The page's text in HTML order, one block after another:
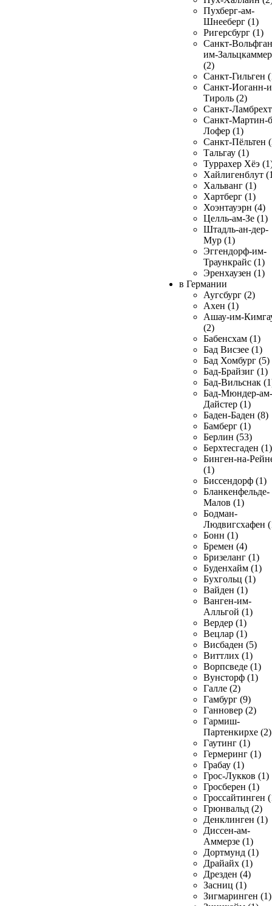
Пухберг-ам-
Шнееберг (1)
Ригерсбург (1)
Санкт-
им-
(2)
Санкт-Гильген
Санкт-Иоганн-
Тироль (2)
Санкт-
Санкт-Мартин-
Лофер (1)
Санкт-Пёльтен
Тальгау (1)
Туррахер Хёэ
Хайлигенблут
Хальванг (1)
Хартберг (1)
Хоэнтауэрн (4)
Целль-ам-Зе (1)
Штадль-ан-дер-
Мур (1)
Эггендорф-им-
Траункрайс (1)
Эренхаузен (1)
в Германии
Аугсбург (2)
Ахен (1)
Ашау-им-
(2)
Бабенсхам (1)
Бад Висзее (1)
Бад Хомбург (5)
Бад-Брайзиг (1)
Бад-Вильснак
Бад-Мюндер-ам-
Дайстер (1)
Баден-Баден (8)
Бамберг (1)
Берлин (53)
Берхтесгаден (1)
Бинген-на-
(1)
Биссендорф (1)
Бланкенфельде-
Малов (1)
Бодман-
Людвигсхафен
Бонн (1)
Бремен (4)
Бризеланг (1)
Буденхайм (1)
Бухгольц (1)
Вайден (1)
Ванген-им-
Алльгой (1)
Вердер (1)
Вецлар (1)
Висбаден (5)
Виттлих (1)
Ворпсведе (1)
Вунсторф (1)
Галле (2)
Гамбург (9)
Ганновер (2)
Гармиш-
Партенкирхе (2)
Гаутинг (1)
Гермеринг (1)
Грабау (1)
Грос-Лукков (1)
Гросберен (1)
Гроссайтинген
Грюнвальд (2)
Денклинген (1)
Диссен-ам-
Аммерзе (1)
Дортмунд (1)
Драйайх (1)
Дрезден (4)
Засниц (1)
Зигмаринген (1)